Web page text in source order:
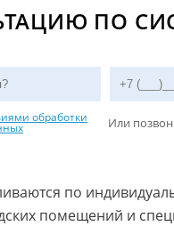
ПО
обработки Или
по
помещений и